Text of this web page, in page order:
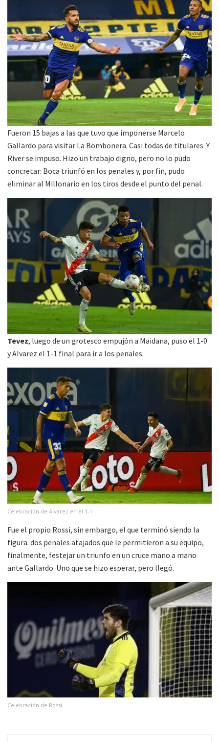
Fueron 15 bajas a las que tuvo que imponerse Marcelo
Gallardo para visitar La Bombonera. Casi todas de titulares. Y
River se impuso. Hizo un trabajo digno, pero no lo pudo
concretar: Boca triunfó en los penales y, por fin, pudo
eliminar al Millonario en los tiros desde el punto del penal.
Tevez, luego de un grotesco empujón a Maidana, puso el 1-0
y Alvarez el 1-1 final para ir a los penales.
Celebración de Alvarez en el 1-1
Fue el propio Rossi, sin embargo, el que terminó siendo la
figura: dos penales atajados que le permitieron a su equipo,
finalmente, festejar un triunfo en un cruce mano a mano
ante Gallardo. Uno que se hizo esperar, pero llegó.
Celebración de Rossi